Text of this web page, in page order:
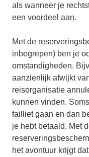
als wanneer je
een voordeel aan.
Met de
inbegrepen) ben je
omstandigheden.
aanzienlijk afwijkt
reisorganisatie
kunnen vinden.
failliet gaan en dan
je hebt betaald. Met
het avontuur krijgt